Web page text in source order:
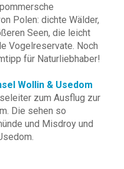
Polen: dichte Wälder,
Seen, die leicht
Vogelreservate. Noch
für Naturliebhaber!
Wollin & Usedom
zum Ausflug zur
Die sehen so
und Misdroy und